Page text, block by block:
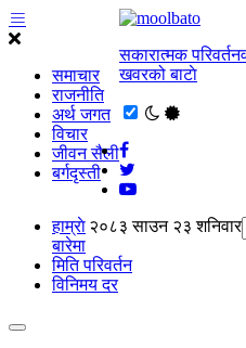
समाचार
राजनीति
अर्थ जगत
विचार
जीवन सैली
बर्गदृस्ती
सकारात्मक
खवरको बाटाे
२०८३ साउन २३ शनिवार
हाम्राे
बारेमा
मिति परिवर्तन
विनिमय दर